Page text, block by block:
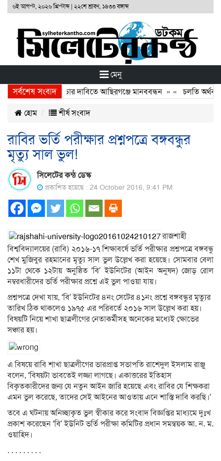
৬ই আগস্ট, ২০২৬ খ্রিস্টাব্দ| ২২শে শ্রাবণ, ১৪৩৩ বঙ্গাব্দ
মেনু
সর্বশেষ সংবাদ
হত্যাকারীদের বিচার দাবিতে আছিরগঞ্জে মানববন্ধন» « চলতি
হোম শীর্ষ সংবাদ
রাবির ভর্তি পরীক্ষার প্রশ্নপত্রে বঙ্গবন্ধুর
মৃত্যু সাল ভুল!
সিলেটের কন্ঠ ডেস্ক
প্রকাশিত হয়েছে : 24 October 2016, 9:41 PM
রাজশাহী
বিশ্ববিদ্যালয়ের (রাবি) ২০১৬-১৭ শিক্ষাবর্ষে ভর্তি পরীক্ষার প্রশ্নপত্রে বঙ্গবন্ধু
শেখ মুজিবুর রহমানের মৃত্যু সাল ভুল উল্লেখ করা হয়েছে। সোমবার বেলা
১১টা থেকে ১২টায় অনুষ্ঠিত ‘বি’ ইউনিটের (আইন অনুষদ) জোড় রোল
নম্বরধারীদের ভর্তি পরীক্ষার প্রশ্নে এই ভুল পাওয়া যায়।
প্রশ্নপত্রে দেখা যায়, ‘বি’ ইউনিটের ৪নং সেটের ৪১নং প্রশ্নে বঙ্গবন্ধুর মৃত্যুর
তারিখ ঠিক থাকলেও ১৯৭৫ এর পরিবর্তে ২০১৬ সাল উল্লেখ করা হয়।
বিষয়টি নিয়ে শাখা ছাত্রলীগের নেতাকর্মীসহ অনেকের মধ্যেই ক্ষোভের
সঞ্চার হয়।
এ বিষয়ে রাবি শাখা ছাত্রলীগের ভারপ্রাপ্ত সভাপতি রাশেদুল ইসলাম রাঞ্জু
বলেন, ‘বিষয়টা ভাবতেই লজ্জা লাগছে। একাত্তরের ইতিহাস
বিকৃতকারীদের জন্য যে নতুন আইন জারি হয়েছে এবং রাবির যে শিক্ষকরা
এমন ভুল করেছে, তাদের সেই আইনের আওতায় এনে শাস্তি দাবি করছি।’
তবে এ ঘটনায় অনিচ্ছাকৃত ভুল স্বীকার করে সংবাদ বিজ্ঞপ্তির মাধ্যমে দুঃখ
প্রকাশ করেছেন ‘বি’ ইউনিট ভর্তি পরীক্ষা কমিটির প্রধান সমন্বয়ক আ. ন. ম.
ওয়াহিদ।
. . . . . . . . .